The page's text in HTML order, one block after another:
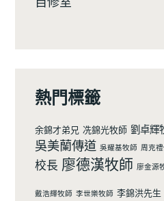
熱門標籤
余錦才弟兄 冼錦光牧師 劉卓輝
吳美蘭傳道 吳耀基牧師 周克
校長 廖德漢牧師 廖金源
戴浩輝牧師 李世樂牧師 李錦洪先生